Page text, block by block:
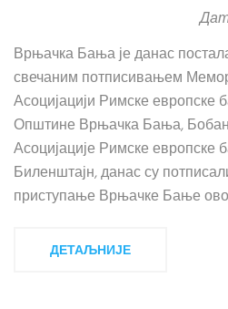
Врњачка Бања је данас
свечаним потписивањем
Асоцијацији Римске европске
Општине Врњачка Бања,
Асоцијације Римске европске
Биленштајн, данас су
приступање Врњачке Бање
ДЕТАЉНИЈЕ